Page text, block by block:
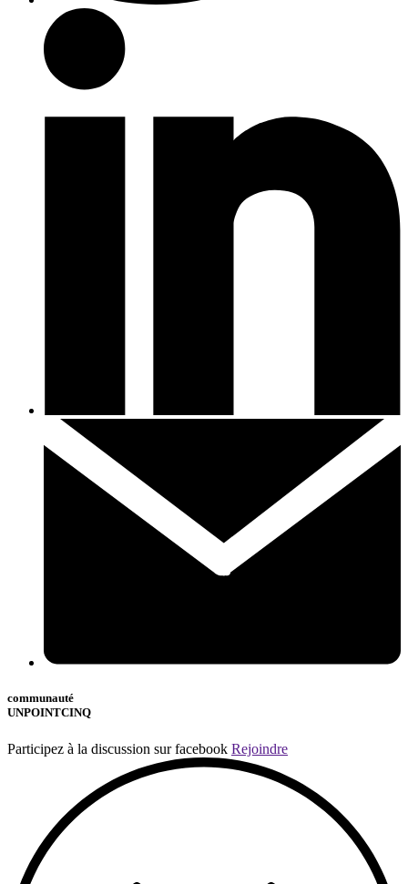
communauté
UNPOINTCINQ
Participez à la discussion sur facebook Rejoindre